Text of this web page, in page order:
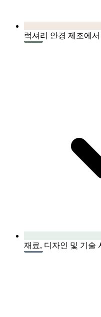
럭셔리 안경 제조에
재료, 디자인 및 기술